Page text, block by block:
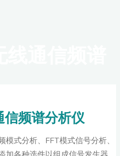
频谱分析仪
式分析、FFT模式信号分析、
各种选件以组成信号发生器，